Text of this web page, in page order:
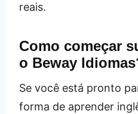
reais.
Como começar
o Beway
Se você está pronto
forma de aprender